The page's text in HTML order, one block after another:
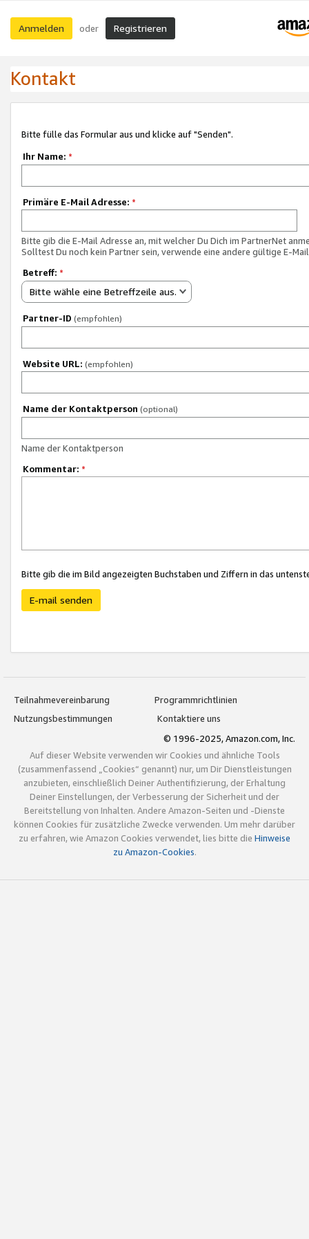
Anmelden oder Registrieren
Kontakt
Bitte fülle das Formular aus und klicke auf "Senden".
Ihr Name: *
Primäre E-Mail Adresse: *
Bitte gib die E-Mail Adresse an, mit welcher Du Dich im PartnerNet
Solltest Du noch kein Partner sein, verwende eine andere gültige E-
Betreff: *
Bitte wähle eine Betreffzeile aus.
Partner-ID (empfohlen)
Website URL: (empfohlen)
Name der Kontaktperson (optional)
Name der Kontaktperson
Kommentar: *
Bitte gib die im Bild angezeigten Buchstaben und Ziffern in das
E-mail senden
Teilnahmevereinbarung
Programmrichtlinien
Nutzungsbestimmungen
Kontaktiere uns
© 1996-2025, Amazon.com, Inc.
Auf dieser Website verwenden wir Cookies und ähnliche Tools
(zusammenfassend „Cookies“ genannt) nur, um Dir Dienstleistungen
anzubieten, einschließlich Deiner Authentifizierung, der Erhaltung
Deiner Einstellungen, der Verbesserung der Sicherheit und der
Bereitstellung von Inhalten. Andere Amazon-Seiten und -Dienste
können Cookies für zusätzliche Zwecke verwenden. Um mehr darüber
zu erfahren, wie Amazon Cookies verwendet, lies bitte die Hinweise
zu Amazon-Cookies.